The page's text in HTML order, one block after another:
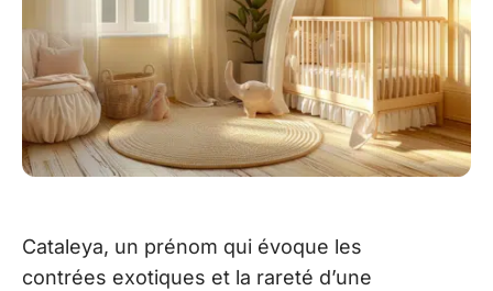
Cataleya, un prénom qui évoque les
contrées exotiques et la rareté d’une